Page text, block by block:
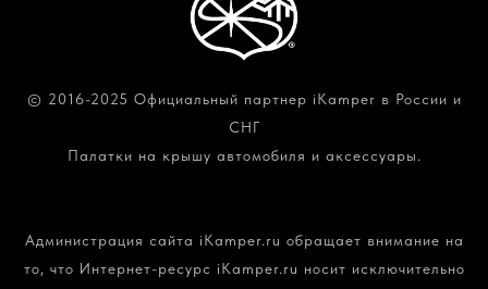
© 2016-2025 Официальный партнер iKamper в России и
СНГ
Палатки на крышу автомобиля и аксессуары.
Администрация сайта iKamper.ru обращает внимание на
то, что Интернет-ресурс iKamper.ru носит исключительно